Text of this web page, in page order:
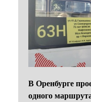
В Оренбурге
одного